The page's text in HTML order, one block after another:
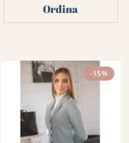
Ordina
-15%